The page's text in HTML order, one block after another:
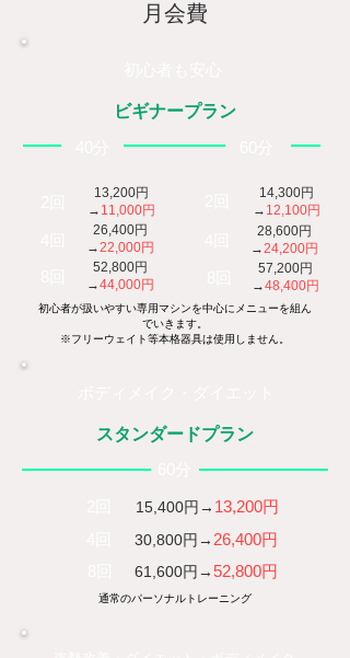
​月会費
ビギナープラン
13,200円
→ 11,000円​
​26,400円
→22,000円
​52,800​円
→44,000円
14,300円
→ 12,100円​
​28,600円
→24,200円
​57,200​円
→48,400円
​初心者が扱いやすい専用マシンを中心にメニューを組ん
でいきます。
※フリーウェイト等本格器具は使用しません。
スタンダードプラン
15,400円→ 13,200円​
​30,800円→ 26,400円
​61,600円→ 52,800円
通常のパーソナルトレーニング